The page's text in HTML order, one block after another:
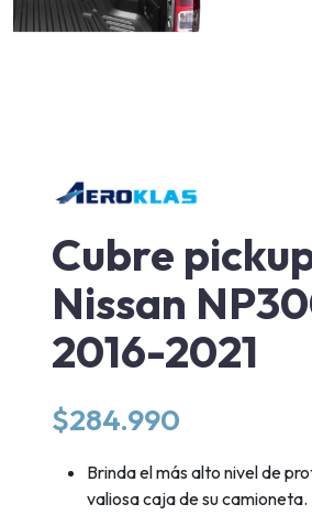
Cubre
Nissan
2016-2021
$284.990
Brinda el más alto nivel de
valiosa caja de su camioneta.